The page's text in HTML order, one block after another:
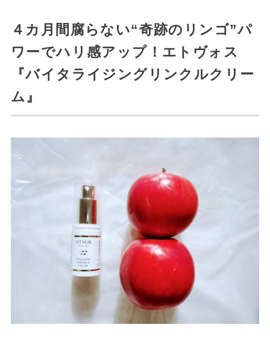
４カ月間腐らない“奇跡のリンゴ”パ
ワーでハリ感アップ！エトヴォス
『バイタライジングリンクルクリー
ム』